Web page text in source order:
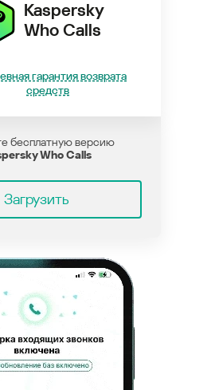
Kaspersky
Who Calls
гарантия возврата
средств
бесплатную версию
Who Calls
Загрузить